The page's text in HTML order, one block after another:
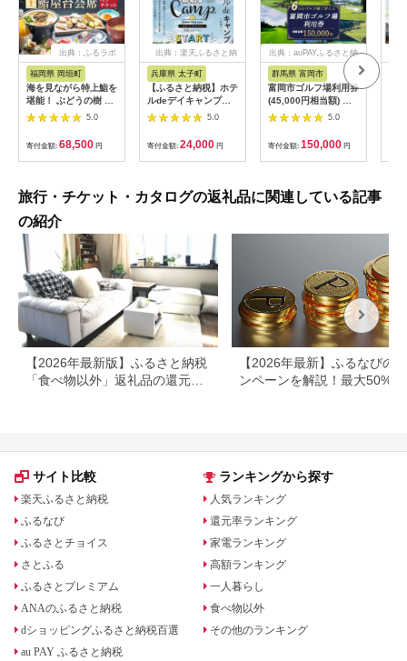
出典：ふるラボ
福岡県 岡垣町
海を見ながら特上鮨を
堪能！ ぶどうの樹 鮨
屋台ペア お食事券 海
鮮 海 屋台 食事 ペア
福岡県 岡垣町
5.0
寄付金額: 68,500 円
出典：楽天ふるさと納
兵庫県 太子町
【ふるさと納税】ホテ
ルdeデイキャンプ体
験チケット
【1364991】
5.0
寄付金額: 24,000 円
出典：auPAYふるさと納
群馬県 富岡市
富岡市ゴルフ場利用券
(45,000円相当額) ゴ
ルフ チケット 平日 土
日 祝日 プレー券 関東
群馬県 首都圏 F20E-
382
5.0
寄付金額: 150,000 円
旅行・チケット・カタログの返礼品に関連している記事
の紹介
【2026年最新版】ふるさと納税
「食べ物以外」返礼品の還元率
【2026年最新】ふるなびの
ンペーンを解説！最大50%還
サイト比較
楽天ふるさと納税
ふるなび
ふるさとチョイス
さとふる
ふるさとプレミアム
ANAのふるさと納税
dショッピングふるさと納税百選
au PAY ふるさと納税
ランキングから探す
人気ランキング
還元率ランキング
家電ランキング
高額ランキング
一人暮らし
食べ物以外
その他のランキング